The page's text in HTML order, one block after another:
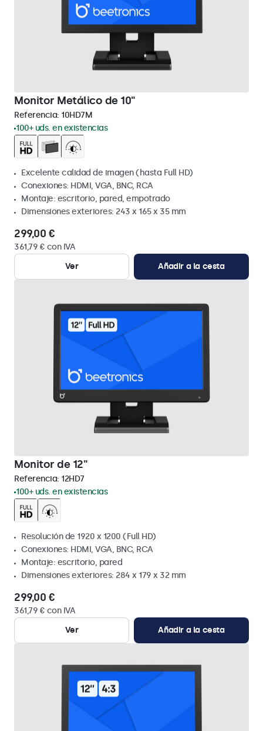
Monitor Metálico de 10"
Referencia: 10HD7M
100+ uds. en existencias
Excelente calidad de imagen (hasta Full HD)
Conexiones: HDMI, VGA, BNC, RCA
Montaje: escritorio, pared, empotrado
Dimensiones exteriores: 243 x 165 x 35 mm
299,00 €
361,79 € con IVA
Ver
Añadir a la cesta
Monitor de 12"
Referencia: 12HD7
100+ uds. en existencias
Resolución de 1920 x 1200 (Full HD)
Conexiones: HDMI, VGA, BNC, RCA
Montaje: escritorio, pared
Dimensiones exteriores: 284 x 179 x 32 mm
299,00 €
361,79 € con IVA
Ver
Añadir a la cesta